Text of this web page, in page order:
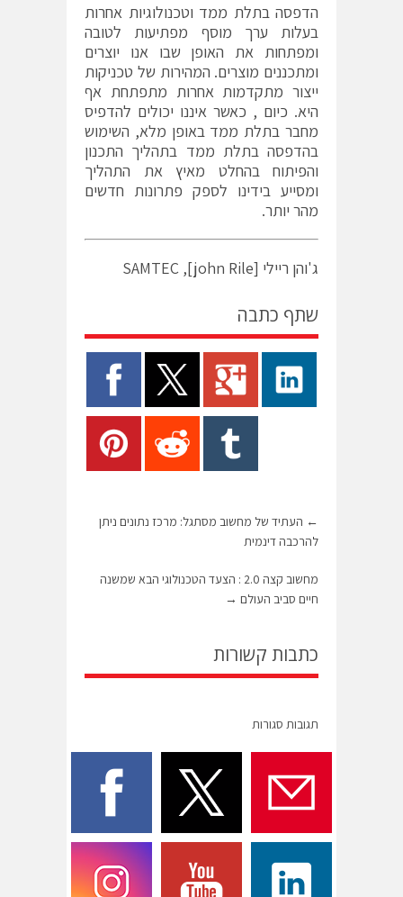
הדפסה בתלת ממד וטכנולוגיות אחרות
בעלות ערך מוסף מפתיעות לטובה
ומפתחות את האופן שבו אנו יוצרים
ומתכננים מוצרים. המהירות של טכניקות
ייצור מתקדמות אחרות מתפתחת אף
היא. כיום , כאשר איננו יכולים להדפיס
מחבר בתלת ממד באופן מלא, השימוש
בהדפסה בתלת ממד בתהליך התכנון
והפיתוח בהחלט מאיץ את התהליך
ומסייע בידינו לספק פתרונות חדשים
מהר יותר.
ג'והן ריילי SAMTEC ,[john Rile]
שתף כתבה
← העתיד של מחשוב מסתגל: מרכז נתונים ניתן
להרכבה דינמית
מחשוב קצה 2.0 : הצעד הטכנולוגי הבא שמשנה
חיים סביב העולם →
כתבות קשורות
תגובות סגורות